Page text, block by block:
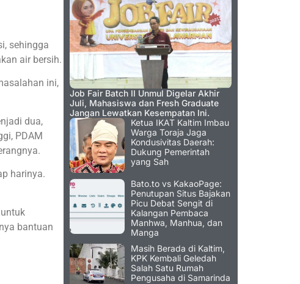
sehingga
air bersih.
ini,
dua,
PDAM
harinya.
bantuan
Job Fair Batch II Unmul Digelar Akhir
Juli, Mahasiswa dan Fresh Graduate
Jangan Lewatkan Kesempatan Ini.
Ketua IKAT Kaltim Imbau
Warga Toraja Jaga
Kondusivitas Daerah:
Dukung Pemerintah
yang Sah
Bato.to vs KakaoPage:
Penutupan Situs Bajakan
Picu Debat Sengit di
Kalangan Pembaca
Manhwa, Manhua, dan
Manga
Masih Berada di Kaltim,
KPK Kembali Geledah
Salah Satu Rumah
Pengusaha di Samarinda